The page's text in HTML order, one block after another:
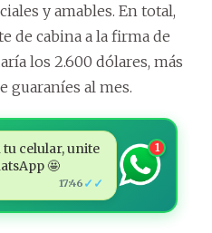
y amables. En total,
de cabina a la firma de
los 2.600 dólares, más
guaraníes al mes.
tu celular, unite
🤩
17:46 ✓✓
1